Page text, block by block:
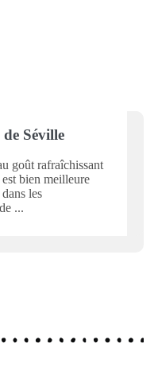
Séville
goût rafraîchissant
bien meilleure
les